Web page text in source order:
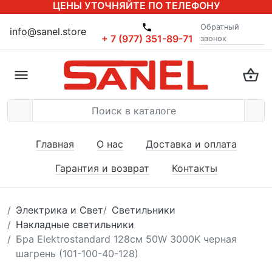
ЦЕНЫ УТОЧНЯЙТЕ ПО ТЕЛЕФОНУ
info@sanel.store
+ 7 (977) 351-89-71
Обратный
звонок
Главная О нас
Доставка и оплата
Гарантия и возврат
Контакты
Электрика и Свет
Светильники
Накладные светильники
Бра Elektrostandard 128см 50W 3000K черная
шагрень (101-100-40-128)